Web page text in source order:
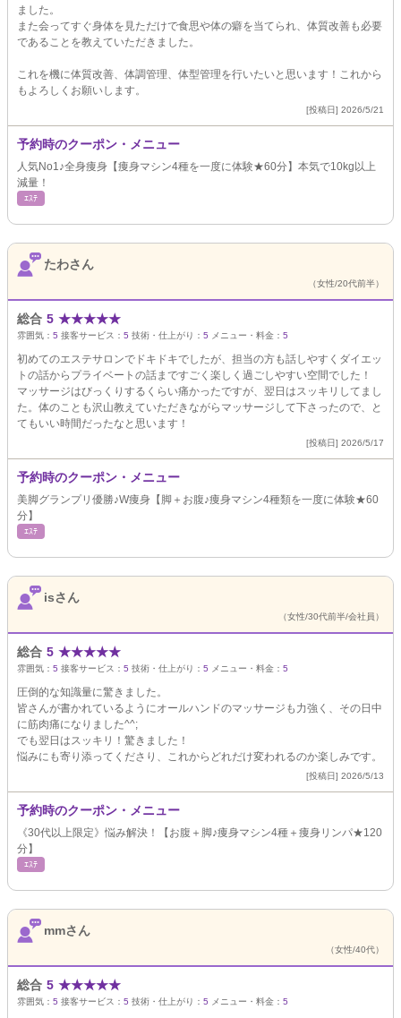
ました。
また会ってすぐ身体を見ただけで食思や体の癖を当てられ、体質改善も必要
であることを教えていただきました。
これを機に体質改善、体調管理、体型管理を行いたいと思います！これから
もよろしくお願いします。
[投稿日] 2026/5/21
予約時のクーポン・メニュー
人気No1♪全身痩身【痩身マシン4種を一度に体験★60分】本気で10kg以上
減量！
ｴｽﾃ
たわさん
（女性/20代前半）
総合 5 ★★★★★
雰囲気： 5 接客サービス： 5 技術・仕上がり： 5 メニュー・料金： 5
初めてのエステサロンでドキドキでしたが、担当の方も話しやすくダイエッ
トの話からプライベートの話まですごく楽しく過ごしやすい空間でした！
マッサージはびっくりするくらい痛かったですが、翌日はスッキリしてまし
た。体のことも沢山教えていただきながらマッサージして下さったので、と
てもいい時間だったなと思います！
[投稿日] 2026/5/17
予約時のクーポン・メニュー
美脚グランプリ優勝♪W痩身【脚＋お腹♪痩身マシン4種類を一度に体験★60
分】
ｴｽﾃ
isさん
（女性/30代前半/会社員）
総合 5 ★★★★★
雰囲気： 5 接客サービス： 5 技術・仕上がり： 5 メニュー・料金： 5
圧倒的な知識量に驚きました。
皆さんが書かれているようにオールハンドのマッサージも力強く、その日中
に筋肉痛になりました^^;
でも翌日はスッキリ！驚きました！
悩みにも寄り添ってくださり、これからどれだけ変われるのか楽しみです。
[投稿日] 2026/5/13
予約時のクーポン・メニュー
《30代以上限定》悩み解決！【お腹＋脚♪痩身マシン4種＋痩身リンパ★120
分】
ｴｽﾃ
mmさん
（女性/40代）
総合 5 ★★★★★
雰囲気： 5 接客サービス： 5 技術・仕上がり： 5 メニュー・料金： 5